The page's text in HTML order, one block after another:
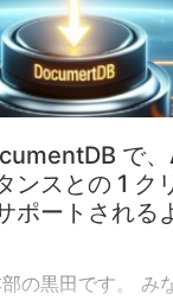
で
ンスとの 1 ク
ポートされる
の黒田です。 み